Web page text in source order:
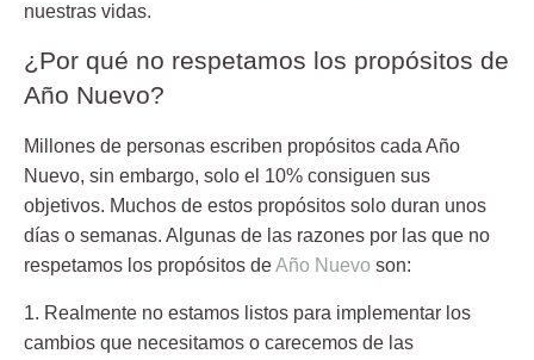
nuestras vidas.
¿Por qué no respetamos los propósitos de
Año Nuevo?
Millones de personas escriben propósitos cada Año
Nuevo, sin embargo, solo el 10% consiguen sus
objetivos. Muchos de estos propósitos solo duran unos
días o semanas. Algunas de las razones por las que no
respetamos los propósitos deAño Nuevo son:
1. Realmente no estamos listos para implementar los
cambios que necesitamos o carecemos de las